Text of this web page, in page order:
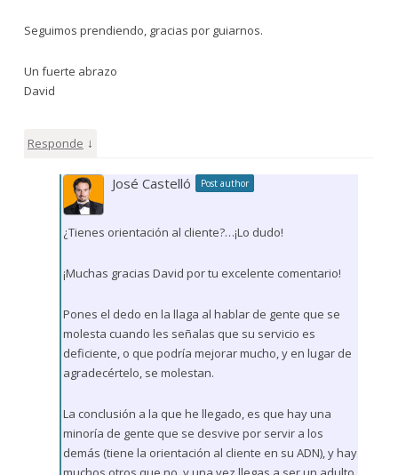
Seguimos prendiendo, gracias por guiarnos.
Un fuerte abrazo
David
Responde ↓
José Castelló Post author
¿Tienes orientación al cliente?…¡Lo dudo!
¡Muchas gracias David por tu excelente comentario!
Pones el dedo en la llaga al hablar de gente que se
molesta cuando les señalas que su servicio es
deficiente, o que podría mejorar mucho, y en lugar de
agradecértelo, se molestan.
La conclusión a la que he llegado, es que hay una
minoría de gente que se desvive por servir a los
demás (tiene la orientación al cliente en su ADN), y hay